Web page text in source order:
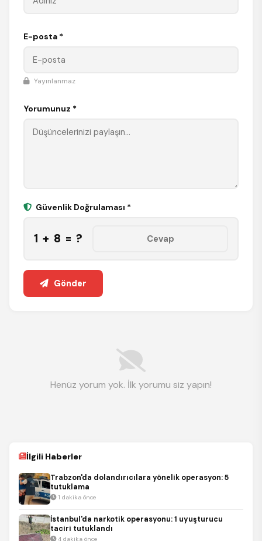
E-posta *
Yayınlanmaz
Yorumunuz *
Güvenlik Doğrulaması *
1 + 8 = ?
Gönder
Henüz yorum yok. İlk yorumu siz yapın!
İlgili Haberler
Trabzon'da dolandırıcılara yönelik operasyon: 5
tutuklama
1 dakika önce
İstanbul'da narkotik operasyonu: 1 uyuşturucu
taciri tutuklandı
4 dakika önce